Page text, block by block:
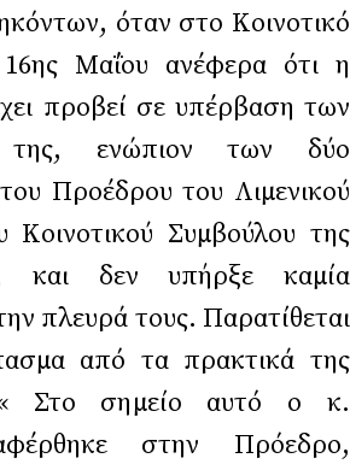
όταν στο Κοινοτικό
Μαΐου ανέφερα ότι η
προβεί σε υπέρβαση των
της, ενώπιον των δύο
Προέδρου του Λιμενικού
Κοινοτικού Συμβούλου της
και δεν υπήρξε καμία
πλευρά τους. Παρατίθεται
από τα πρακτικά της
« Στο σημείο αυτό ο κ.
στην Πρόεδρο,